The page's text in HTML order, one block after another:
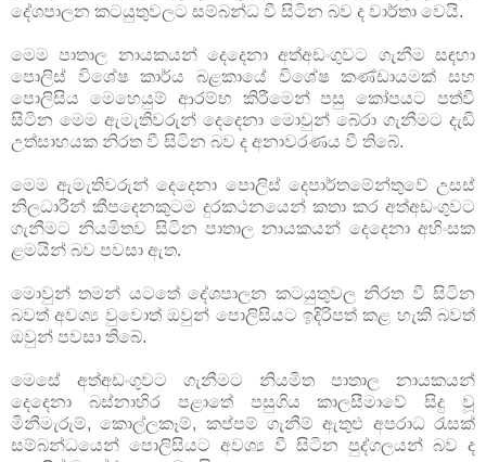
දේශපාලන කටයුතුවලට සම්බන්ධ වී සිටින බව ද වාර්තා වෙයි.
මෙම පාතාල නායකයන් දෙදෙනා අත්අඩංගුවට ගැනීම සඳහා
පොලිස්‌ විශේෂ කාර්ය බළකායේ විශේෂ කණ්‌ඩායමක්‌ සහ
පොලිසිය මෙහෙයුම් ආරම්භ කිරීමෙන් පසු කෝපයට පත්වී
සිටින මෙම ඇමැතිවරුන් දෙදෙනා මොවුන් බේරා ගැනීමට දැඩි
උත්සාහයක නිරත වී සිටින බව ද අනාවරණය වී තිබේ.
මෙම ඇමැතිවරුන් දෙදෙනා පොලිස්‌ දෙපාර්තමේන්තුවේ උසස්‌
නිලධාරීන් කීපදෙනකුටම දුරකථනයෙන් කතා කර අත්අඩංගුවට
ගැනීමට නියමිතව සිටින පාතාල නායකයන් දෙදෙනා අහිංසක
ළමයින් බව පවසා ඇත.
මොවුන් තමන් යටතේ දේශපාලන කටයුතුවල නිරත වී සිටින
බවත් අවශ්‍ය වුවොත් ඔවුන් පොලිසියට ඉදිරිපත් කළ හැකි බවත්
ඔවුන් පවසා තිබේ.
මෙසේ අත්අඩංගුවට ගැනීමට නියමිත පාතාල නායකයන්
දෙදෙනා බස්‌නාහිර පළාතේ පසුගිය කාලසීමාවේ සිදු වූ
මිනීමැරුම්, කොල්ලකෑම්, කප්පම් ගැනීම් ඇතුළු අපරාධ රැසක්‌
සම්බන්ධයෙන් පොලිසියට අවශ්‍ය වී සිටින පුද්ගලයන් බව ද